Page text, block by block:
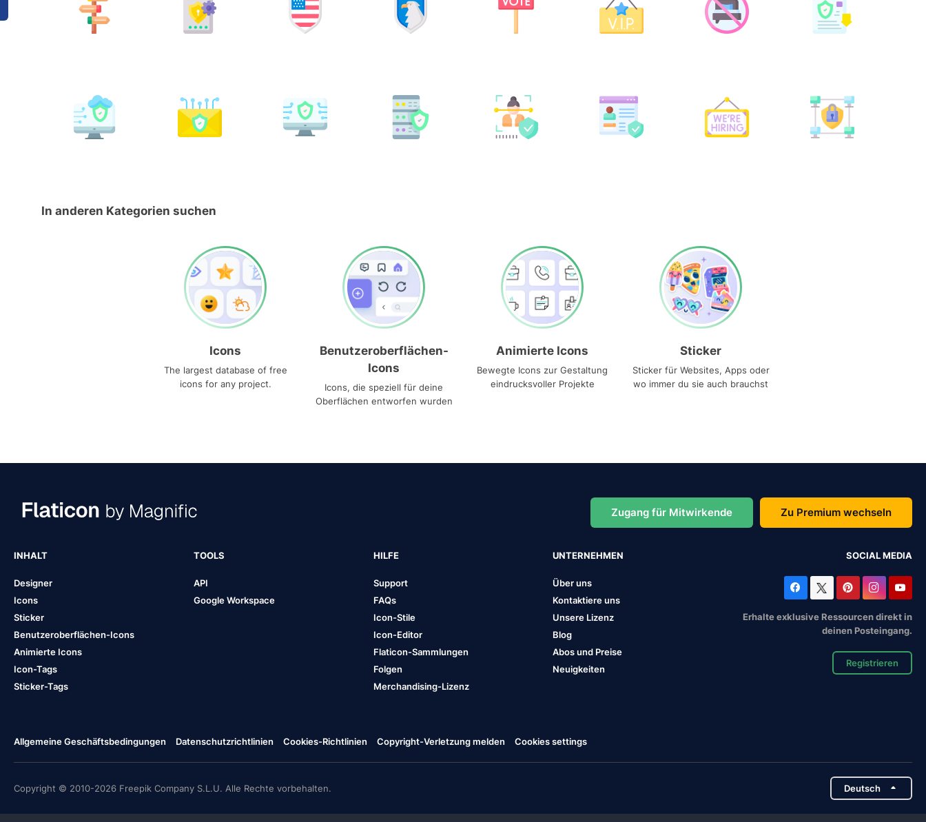
In anderen Kategorien suchen
Icons
The largest database of free
icons for any project.
Benutzeroberflächen-
Icons
Icons, die speziell für deine
Oberflächen entworfen wurden
Animierte Icons
Bewegte Icons zur Gestaltung
eindrucksvoller Projekte
Sticker
Sticker für Websites, Apps oder
wo immer du sie auch brauchst
Zugang für Mitwirkende Zu Premium wechseln
INHALT
Designer
Icons
Sticker
Benutzeroberflächen-Icons
Animierte Icons
Icon-Tags
Sticker-Tags
TOOLS
API
Google Workspace
HILFE
Support
FAQs
Icon-Stile
Icon-Editor
Flaticon-Sammlungen
Folgen
Merchandising-Lizenz
UNTERNEHMEN
Über uns
Kontaktiere uns
Unsere Lizenz
Blog
Abos und Preise
Neuigkeiten
SOCIAL MEDIA
Erhalte exklusive Ressourcen direkt in
deinen Posteingang.
Registrieren
Allgemeine Geschäftsbedingungen Datenschutzrichtlinien Cookies-Richtlinien Copyright-Verletzung melden Cookies settings
Copyright © 2010-2026 Freepik Company S.L.U. Alle Rechte vorbehalten. Deutsch